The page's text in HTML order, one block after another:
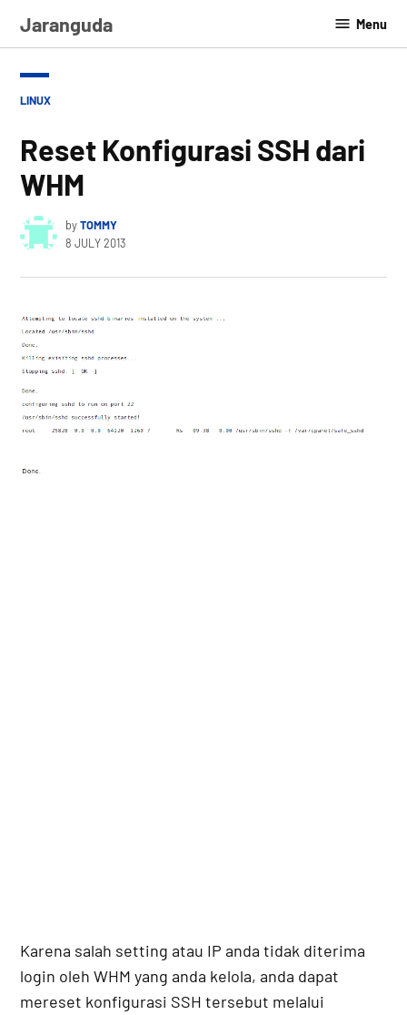
Jaranguda Menu
POSTED
LINUX
Reset Konfigurasi SSH dari
WHM
byTOMMY
8 JULY 2013
Karena salah setting atau IP anda tidak diterima
login oleh WHM yang anda kelola, anda dapat
mereset konfigurasi SSH tersebut melalui